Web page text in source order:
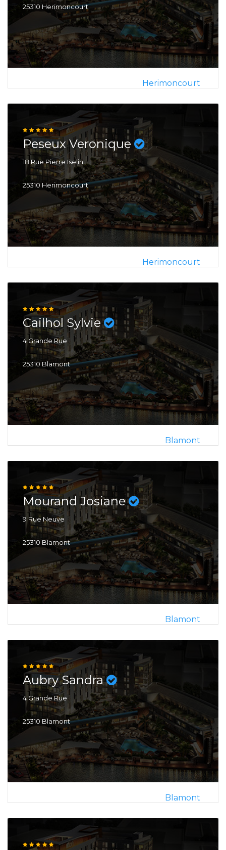
25310 Herimoncourt
Herimoncourt
Peseux Veronique
18 Rue Pierre Iselin
25310 Herimoncourt
Herimoncourt
Cailhol Sylvie
4 Grande Rue
25310 Blamont
Blamont
Mourand Josiane
9 Rue Neuve
25310 Blamont
Blamont
Aubry Sandra
4 Grande Rue
25310 Blamont
Blamont